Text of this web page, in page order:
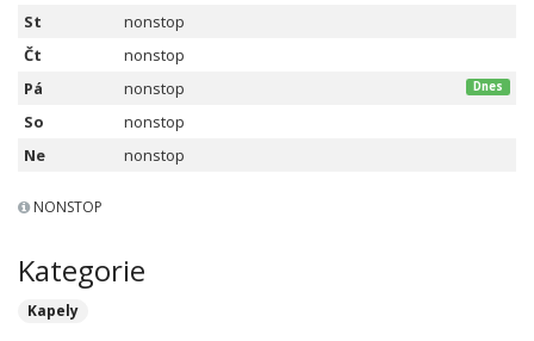
St
nonstop
Čt
nonstop
Pá
nonstop Dnes
So
nonstop
Ne
nonstop
NONSTOP
Kategorie
Kapely